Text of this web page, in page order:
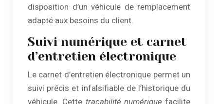
disposition d’un véhicule de remplacement
adapté aux besoins du client.
Suivi numérique et carnet
d’entretien électronique
Le carnet d’entretien électronique permet un
suivi précis et infalsifiable de l’historique du
véhicule. Cette traçabilité numérique facilite